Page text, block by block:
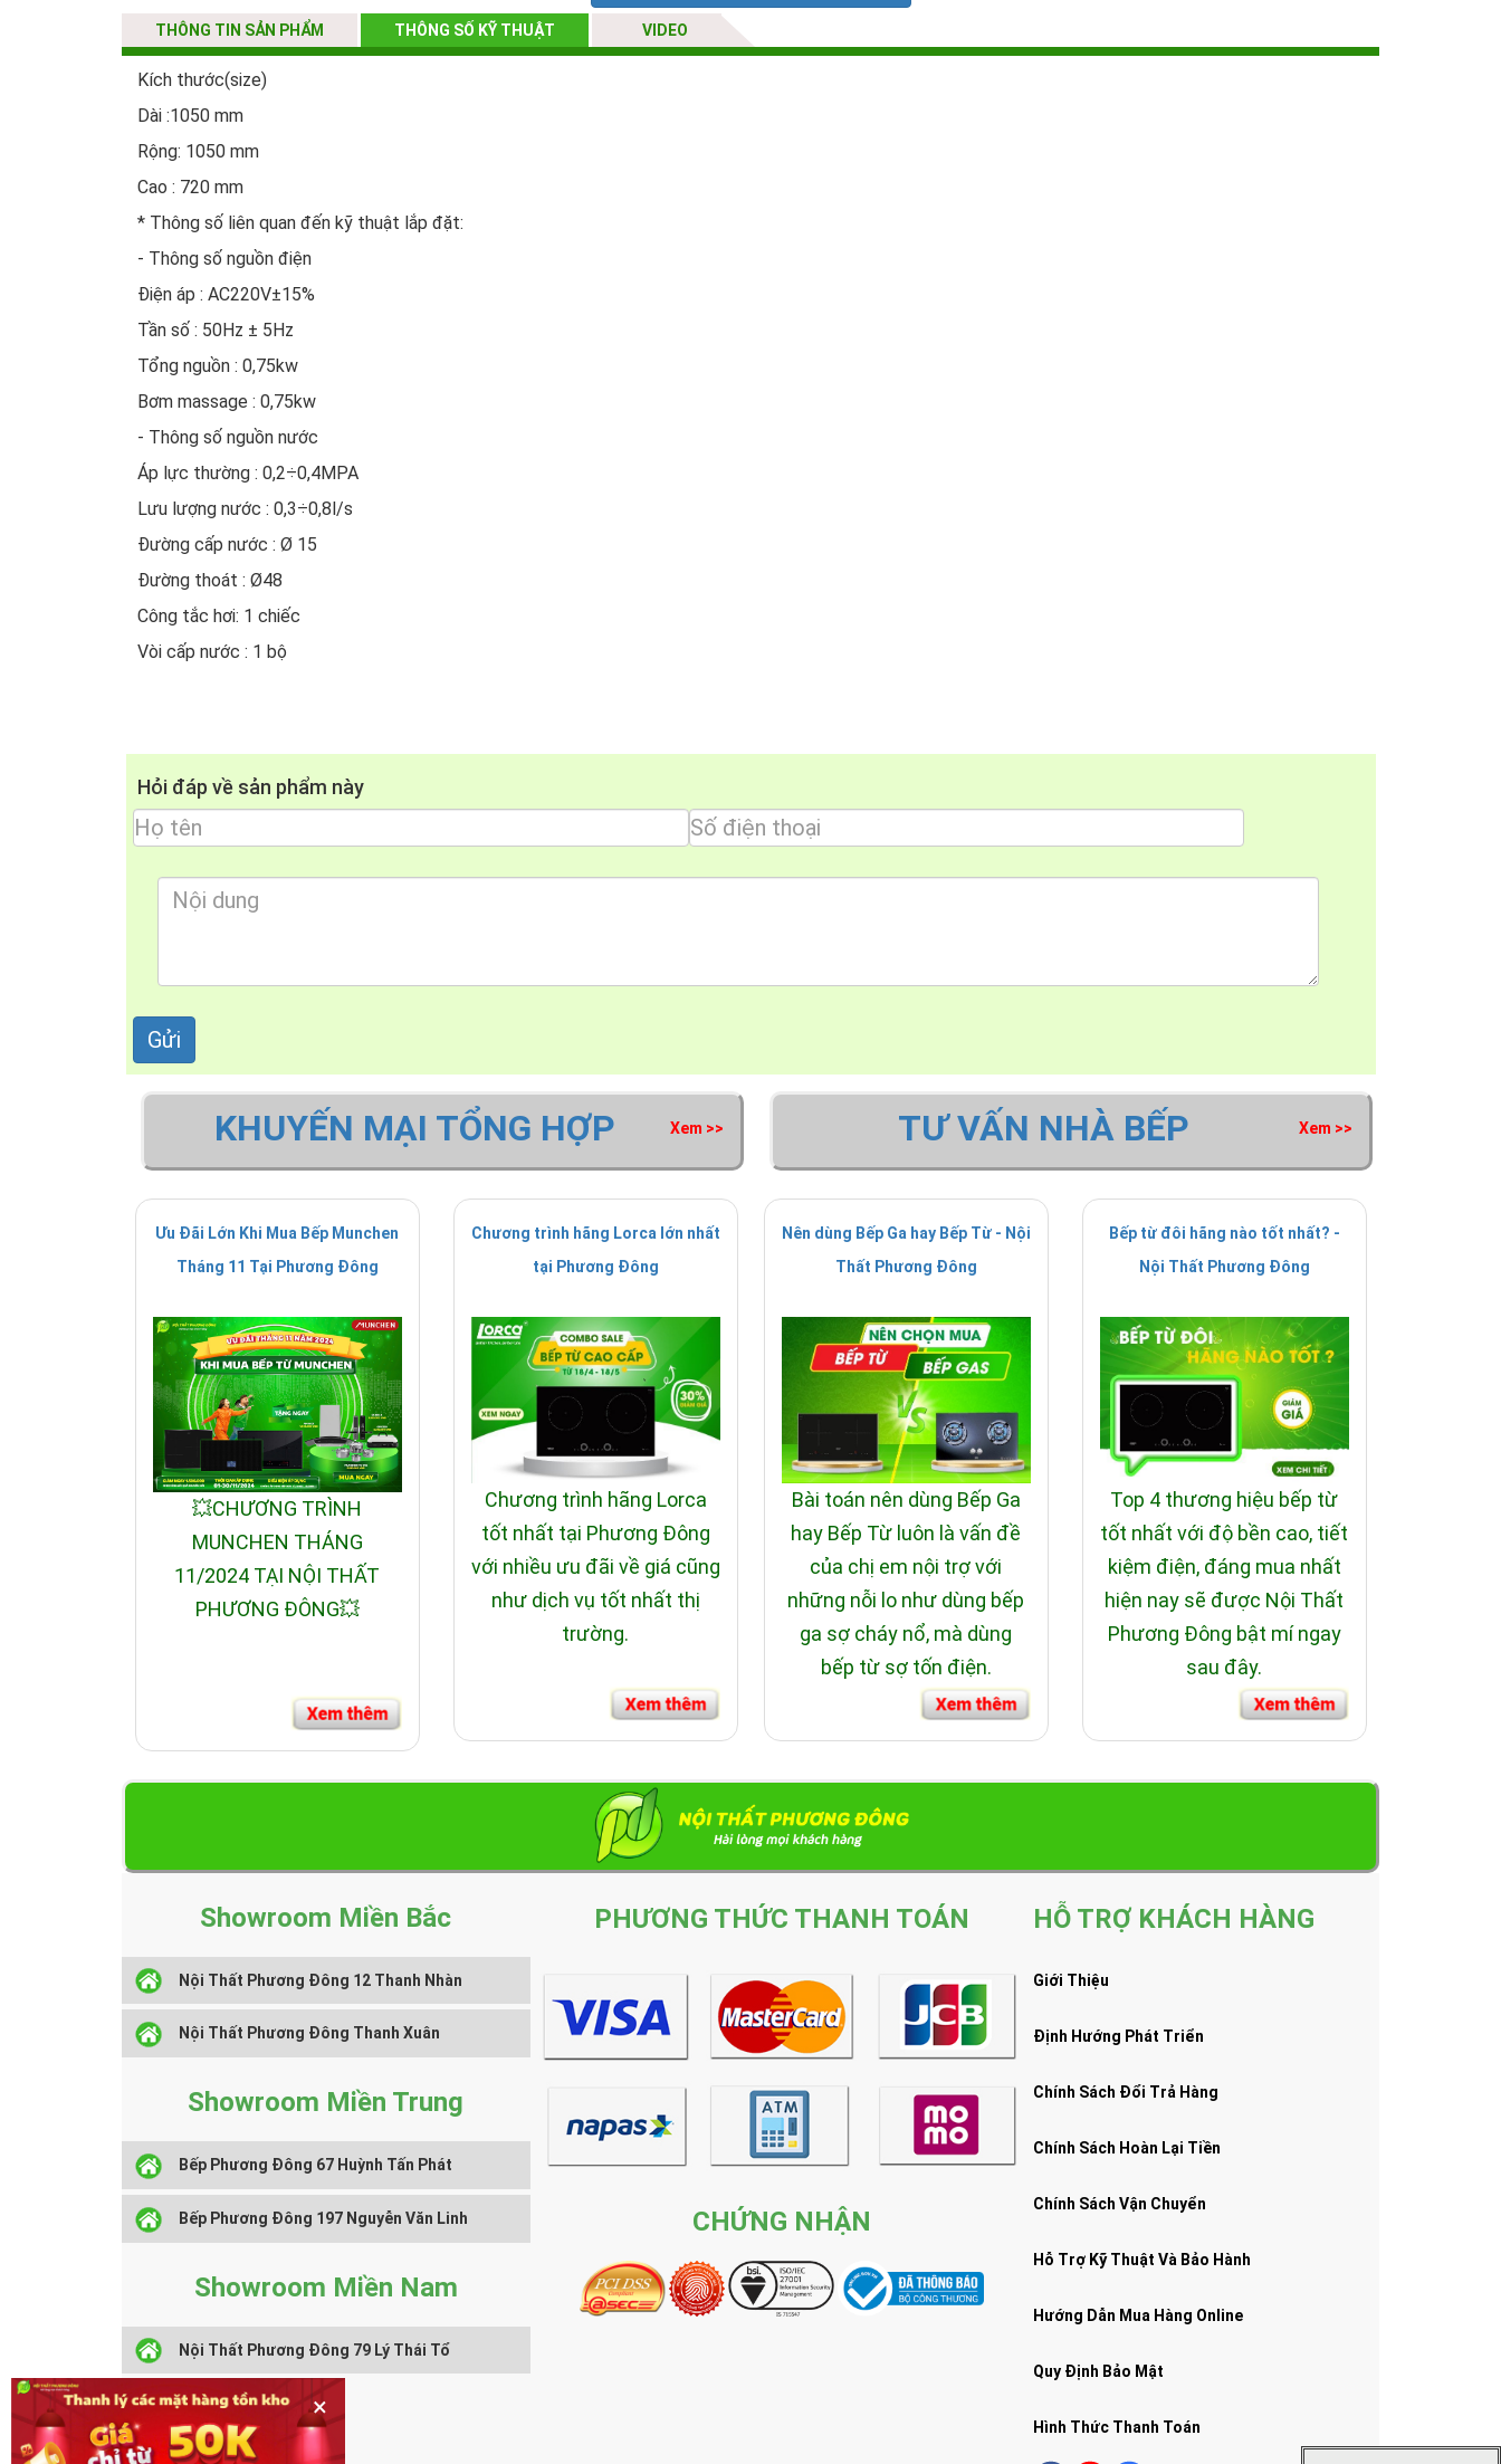
Đường cấp nước : Ø 15
THÔNG TIN SẢN PHẨM THÔNG SỐ KỸ THUẬT VIDEO
Kích thước(size)
Dài :1050 mm
Rộng: 1050 mm
Cao : 720 mm
* Thông số liên quan đến kỹ thuật lắp đặt:
- Thông số nguồn điện
Điện áp : AC220V±15%
Tần số : 50Hz ± 5Hz
Tổng nguồn : 0,75kw
Bơm massage : 0,75kw
- Thông số nguồn nước
Áp lực thường : 0,2÷0,4MPA
Lưu lượng nước : 0,3÷0,8l/s
Đường cấp nước : Ø 15
Đường thoát : Ø48
Công tắc hơi: 1 chiếc
Vòi cấp nước : 1 bộ
Hỏi đáp về sản phẩm này
KHUYẾN MẠI TỔNG HỢP Xem >>
Ưu Đãi Lớn Khi Mua Bếp Munchen
Tháng 11 Tại Phương Đông
💥CHƯƠNG TRÌNH
MUNCHEN THÁNG
11/2024 TẠI NỘI THẤT
PHƯƠNG ĐÔNG💥
Chương trình hãng Lorca lớn nhất
tại Phương Đông
Chương trình hãng Lorca
tốt nhất tại Phương Đông
với nhiều ưu đãi về giá cũng
như dịch vụ tốt nhất thị
trường.
TƯ VẤN NHÀ BẾP Xem >>
Nên dùng Bếp Ga hay Bếp Từ - Nội
Thất Phương Đông
Bài toán nên dùng Bếp Ga
hay Bếp Từ luôn là vấn đề
của chị em nội trợ với
những nỗi lo như dùng bếp
ga sợ cháy nổ, mà dùng
bếp từ sợ tốn điện.
Bếp từ đôi hãng nào tốt nhất? -
Nội Thất Phương Đông
Top 4 thương hiệu bếp từ
tốt nhất với độ bền cao, tiết
kiệm điện, đáng mua nhất
hiện nay sẽ được Nội Thất
Phương Đông bật mí ngay
sau đây.
Showroom Miền Bắc
Nội Thất Phương Đông 12 Thanh Nhàn
Nội Thất Phương Đông Thanh Xuân
Showroom Miền Trung
Bếp Phương Đông 67 Huỳnh Tấn Phát
Bếp Phương Đông 197 Nguyễn Văn Linh
Showroom Miền Nam
Nội Thất Phương Đông 79 Lý Thái Tổ
PHƯƠNG THỨC THANH TOÁN
CHỨNG NHẬN
HỖ TRỢ KHÁCH HÀNG
Giới Thiệu
Định Hướng Phát Triển
Chính Sách Đổi Trả Hàng
Chính Sách Hoàn Lại Tiền
Chính Sách Vận Chuyển
Hỗ Trợ Kỹ Thuật Và Bảo Hành
Hướng Dẫn Mua Hàng Online
Quy Định Bảo Mật
Hình Thức Thanh Toán
×